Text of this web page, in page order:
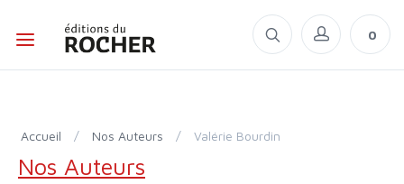
0
Accueil / Nos Auteurs / Valérie Bourdin
Nos Auteurs